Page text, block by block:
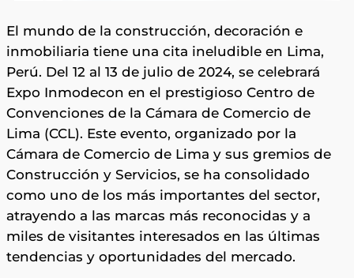
El mundo de la construcción, decoración e
inmobiliaria tiene una cita ineludible en Lima,
Perú. Del 12 al 13 de julio de 2024, se celebrará
Expo Inmodecon en el prestigioso Centro de
Convenciones de la Cámara de Comercio de
Lima (CCL). Este evento, organizado por la
Cámara de Comercio de Lima y sus gremios de
Construcción y Servicios, se ha consolidado
como uno de los más importantes del sector,
atrayendo a las marcas más reconocidas y a
miles de visitantes interesados en las últimas
tendencias y oportunidades del mercado.